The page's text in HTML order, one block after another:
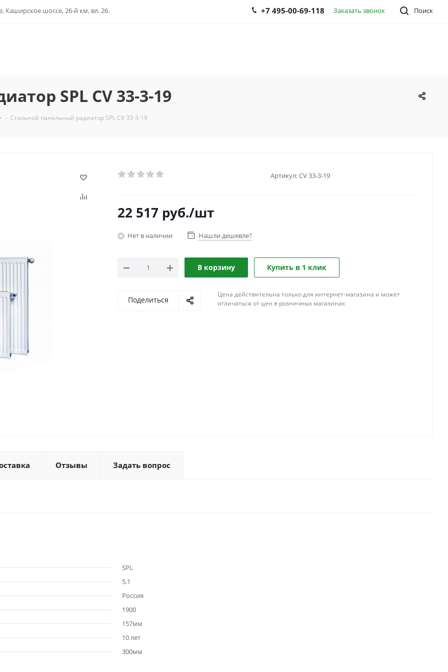
Каширское шоссе, 26-й км, вл. 26. Поиск
+7 495-00-69-118 Заказать звонок
SPL CV 33-3-19
- Стальной панельный радиатор SPL CV 33-3-19
Артикул:CV 33-3-19
22 517 руб./шт
Нет в наличии Нашли дешевле?
В корзину Купить в 1 клик
Поделиться
Цена действительна только для интернет-магазина и может
отличаться от цен в розничных магазинах
Отзывы Задать вопрос
SPL
5.1
Россия
1900
157мм
10 лет
300мм